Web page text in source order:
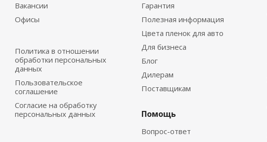
Вакансии
Офисы
Политика в отношении
обработки персональных
данных
Пользовательское
соглашение
Согласие на обработку
персональных данных
Гарантия
Полезная информация
Цвета пленок для авто
Для бизнеса
Блог
Дилерам
Поставщикам
Помощь
Вопрос-ответ